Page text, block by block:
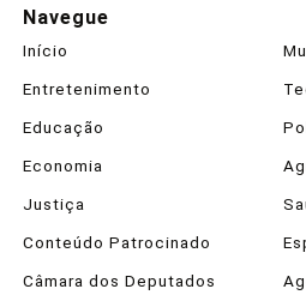
Navegue
Início
Entretenimento
Educação
Economia
Justiça
Conteúdo Patrocinado
Câmara dos Deputados